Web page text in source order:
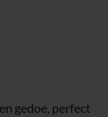
gedoe, perfect